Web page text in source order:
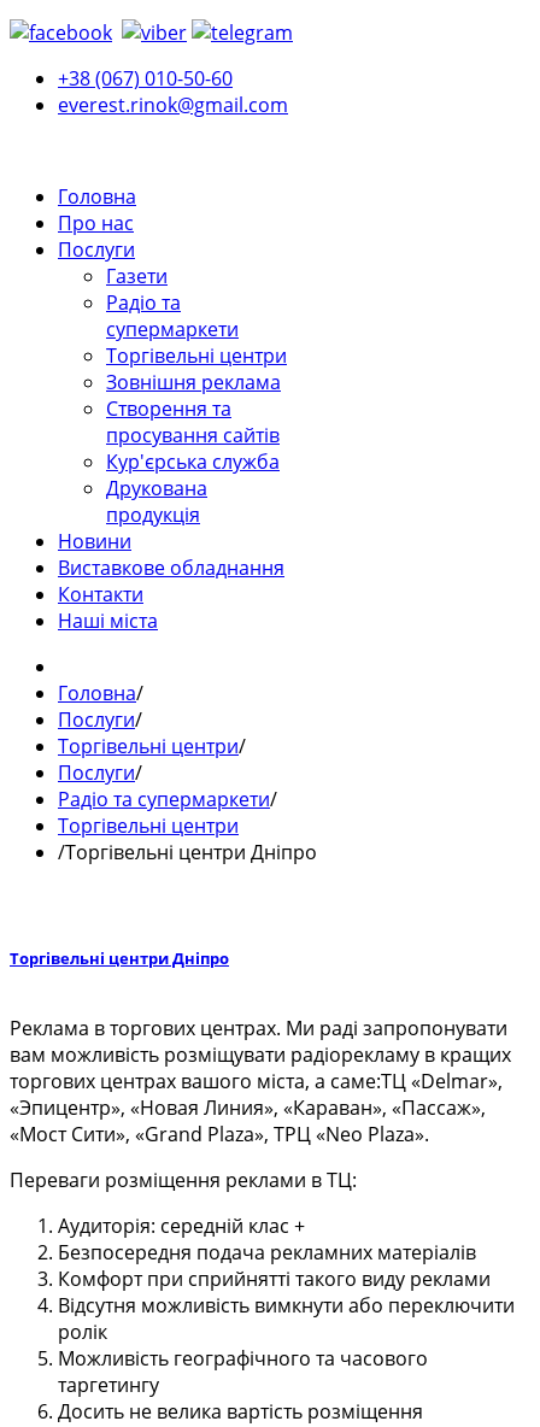
+38 (067) 010-50-60
everest.rinok@gmail.com
Головна
Про нас
Послуги
Газети
Радіо та
супермаркети
Торгівельні центри
Зовнішня реклама
Створення та
просування сайтів
Кур'єрська служба
Друкована
продукція
Новини
Виставкове обладнання
Контакти
Наші міста
Головна/
Послуги/
Торгівельні центри/
Послуги/
Радіо та супермаркети/
Торгівельні центри
/Торгівельні центри Дніпро
Торгівельні центри Дніпро
Реклама в торгових центрах. Ми раді запропонувати
вам можливість розміщувати радіорекламу в кращих
торгових центрах вашого міста, а саме:ТЦ «Delmar»,
«Эпицентр», «Новая Линия», «Караван», «Пассаж»,
«Мост Сити», «Grand Plaza», ТРЦ «Neo Plaza».
Переваги розміщення реклами в ТЦ:
Аудиторія: середній клас +
Безпосередня подача рекламних матеріалів
Комфорт при сприйнятті такого виду реклами
Відсутня можливість вимкнути або переключити
ролік
Можливість географічного та часового
таргетингу
Досить не велика вартість розміщення